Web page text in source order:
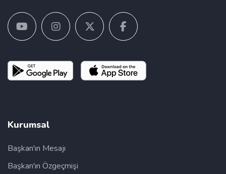
Kurumsal
Başkan'ın Mesajı
Başkan'ın Özgeçmişi